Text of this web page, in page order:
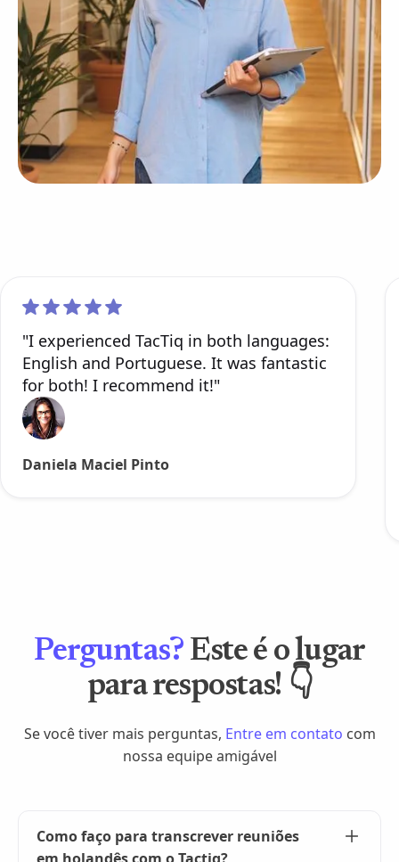
"I experienced TacTiq in both languages:
English and Portuguese. It was fantastic
for both! I recommend it!"
Daniela Maciel Pinto
Perguntas? Este é o lugar
para respostas! 👇
Se você tiver mais perguntas, Entre em contato com
nossa equipe amigável
Como faço para transcrever reuniões